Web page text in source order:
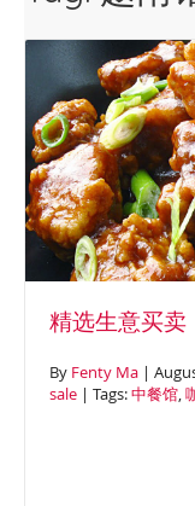
】咖啡外
【M1893
让：$13,8
物中心】
精选生意买
By Fenty Ma |
sale | Tags:中餐馆,